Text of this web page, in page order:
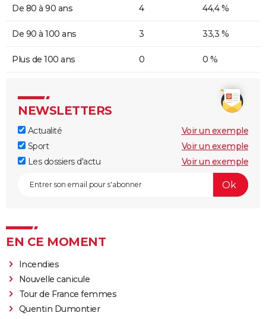
De 80 à 90 ans 4 44,4 %
De 90 à 100 ans 3 33,3 %
Plus de 100 ans 0 0 %
NEWSLETTERS
Actualité
Voir un exemple
Sport
Voir un exemple
Les dossiers d'actu
Voir un exemple
EN CE MOMENT
Incendies
Nouvelle canicule
Tour de France femmes
Quentin Dumontier